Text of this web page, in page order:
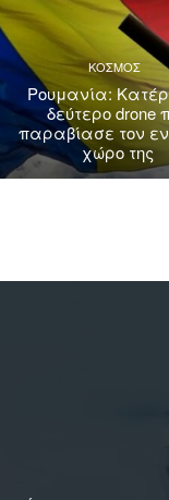
ΚΟΣΜΟΣ
Ρουμανία:
δεύτερο drone
παραβίασε τον
χώρο της